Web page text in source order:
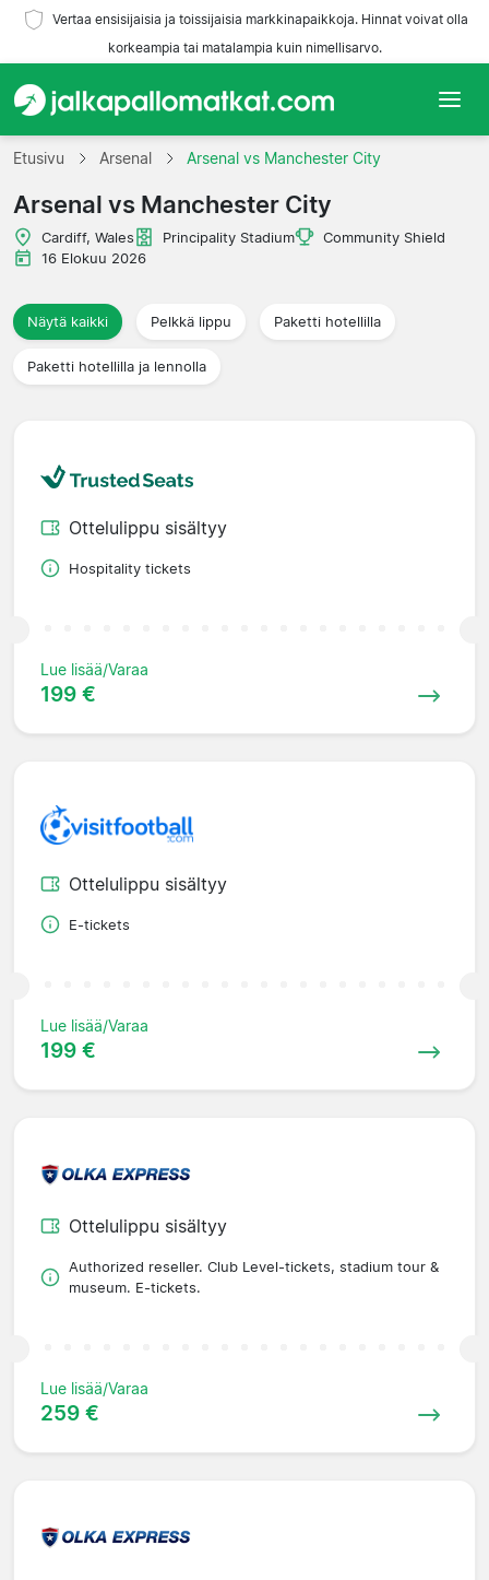
Vertaa ensisijaisia ja toissijaisia markkinapaikkoja. Hinnat voivat olla
korkeampia tai matalampia kuin nimellisarvo.
Etusivu
Joukkueet
Liigat
Matkatoimistoja
Etusivu Arsenal Arsenal vs Manchester City
Arsenal vs Manchester City
Cardiff, Wales Principality Stadium
Community Shield
16 Elokuu 2026
Näytä kaikki Pelkkä lippu Paketti hotellilla
Paketti hotellilla ja lennolla
Ottelulippu sisältyy
Hospitality tickets
Lue lisää/Varaa
199 €
Ottelulippu sisältyy
E-tickets
Lue lisää/Varaa
199 €
Ottelulippu sisältyy
Authorized reseller. Club Level-tickets, stadium tour &
museum. E-tickets.
Lue lisää/Varaa
259 €